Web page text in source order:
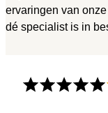
ervaringen van
dé specialist is in